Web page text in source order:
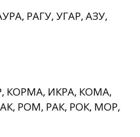
РАГУ, УГАР, АЗУ,
КОРМА, ИКРА, КОМА,
РОМ, РАК, РОК, МОР,